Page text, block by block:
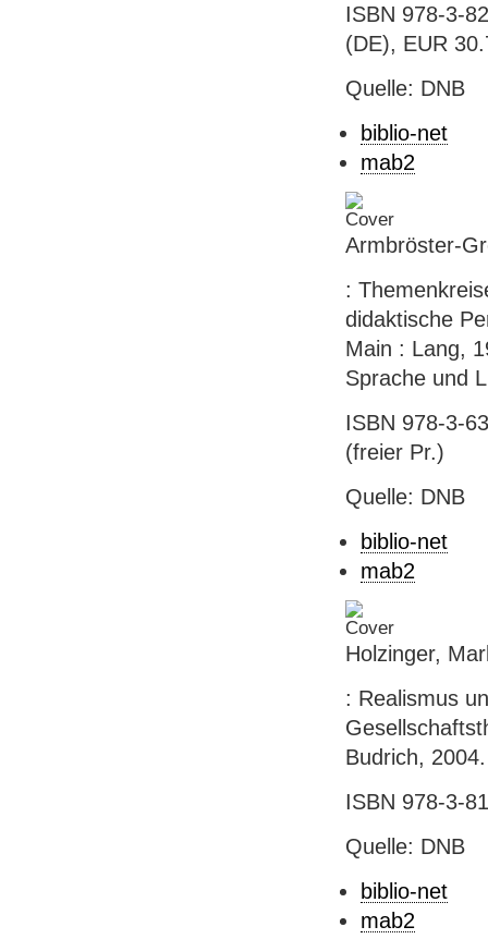
ISBN 978-3-
(DE), EUR
Quelle: DNB
biblio-net
mab2
Armbröster-
:
didaktische
Main : Lang,
Sprache und
ISBN 978-3-
(freier Pr.)
Quelle: DNB
biblio-net
mab2
Holzinger,
: Realismus
Budrich,
ISBN 978-3-
Quelle: DNB
biblio-net
mab2